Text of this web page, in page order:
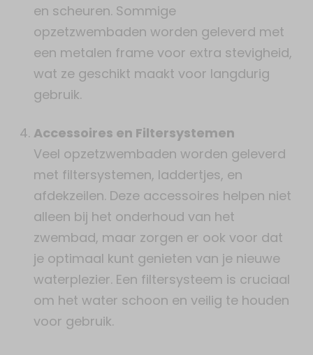
en scheuren. Sommige
opzetzwembaden worden geleverd met
een metalen frame voor extra stevigheid,
wat ze geschikt maakt voor langdurig
gebruik.
Accessoires en Filtersystemen
Veel opzetzwembaden worden geleverd
met filtersystemen, laddertjes, en
afdekzeilen. Deze accessoires helpen niet
alleen bij het onderhoud van het
zwembad, maar zorgen er ook voor dat
je optimaal kunt genieten van je nieuwe
waterplezier. Een filtersysteem is cruciaal
om het water schoon en veilig te houden
voor gebruik.